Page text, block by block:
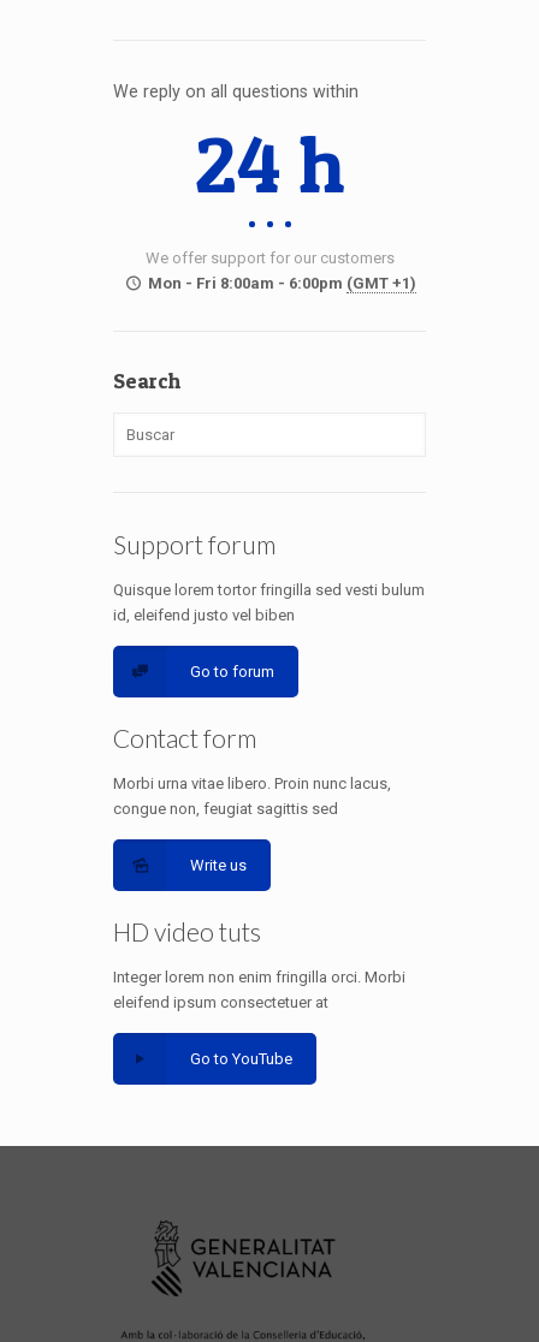
We reply on all questions within
24 h
We offer support for our customers
Mon - Fri 8:00am - 6:00pm (GMT +1)
Search
Support forum
Quisque lorem tortor fringilla sed vesti bulum
id, eleifend justo vel biben
Go to forum
Contact form
Morbi urna vitae libero. Proin nunc lacus,
congue non, feugiat sagittis sed
Write us
HD video tuts
Integer lorem non enim fringilla orci. Morbi
eleifend ipsum consectetuer at
Go to YouTube